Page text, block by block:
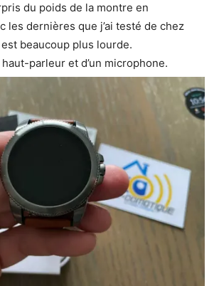
du poids de la montre en
les dernières que j’ai testé de chez
beaucoup plus lourde.
haut-parleur et d’un microphone.